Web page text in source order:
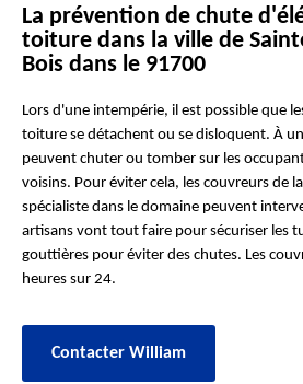
La prévention de chute
toiture dans la ville de
Bois dans le 91700
Lors d'une intempérie, il est possible que
toiture se détachent ou se disloquent. À
peuvent chuter ou tomber sur les
voisins. Pour éviter cela, les couvreurs de
spécialiste dans le domaine peuvent
artisans vont tout faire pour sécuriser les
gouttières pour éviter des chutes. Les
heures sur 24.
Contacter William